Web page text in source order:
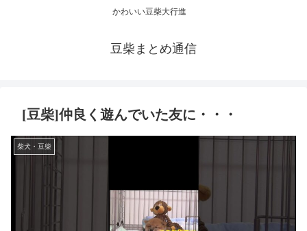
かわいい豆柴大行進
豆柴まとめ通信
[豆柴]仲良く遊んでいた友に・・・
柴犬・豆柴